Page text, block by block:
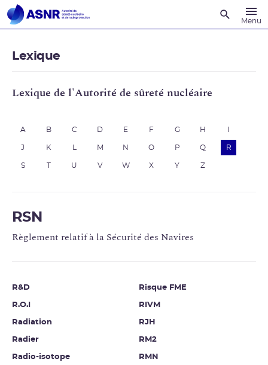
Menu
Lexique
Lexique de l'Autorité de sûreté nucléaire
A B C D E F G H
J K M N O P Q R
S U V W X Y Z
RSN
Règlement relatif à la Sécurité des Navires
R&D
R.O.I
Radiation
Radier
Radio-isotope
Risque FME
RIVM
RJH
RM2
RMN